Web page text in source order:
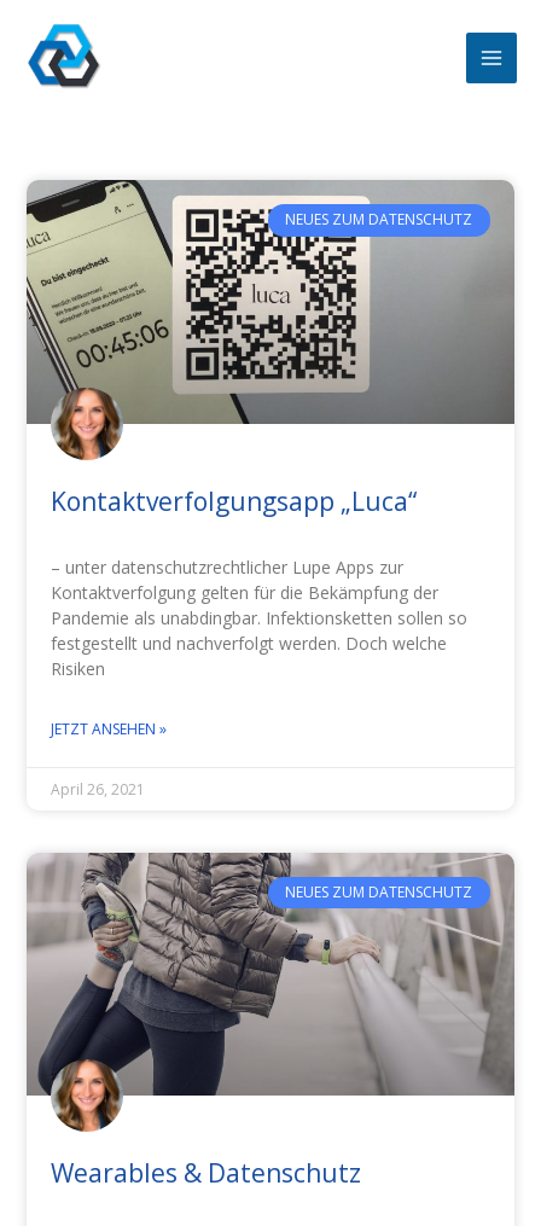
Inhalt
springen
NEUES ZUM DATENSCHUTZ
Kontaktverfolgungsapp „Luca“
– unter datenschutzrechtlicher Lupe Apps zur
Kontaktverfolgung gelten für die Bekämpfung der
Pandemie als unabdingbar. Infektionsketten sollen so
festgestellt und nachverfolgt werden. Doch welche
Risiken
JETZT ANSEHEN »
April 26, 2021
NEUES ZUM DATENSCHUTZ
Wearables & Datenschutz